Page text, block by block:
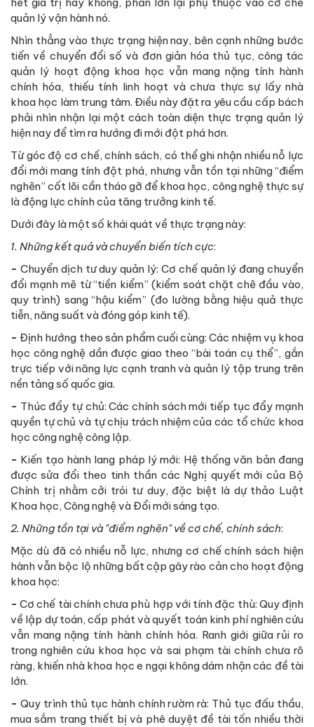
quản lý vận hành nó.
Nhìn thẳng vào thực trạng hiện nay, bên cạnh những bước
tiến về chuyển đổi số và đơn giản hóa thủ tục, công tác
quản lý hoạt động khoa học vẫn mang nặng tính hành
chính hóa, thiếu tính linh hoạt và chưa thực sự lấy nhà
khoa học làm trung tâm. Điều này đặt ra yêu cầu cấp bách
phải nhìn nhận lại một cách toàn diện thực trạng quản lý
hiện nay để tìm ra hướng đi mới đột phá hơn.
Từ góc độ cơ chế, chính sách, có thể ghi nhận nhiều nỗ lực
đổi mới mang tính đột phá, nhưng vẫn tồn tại những “điểm
nghẽn” cốt lõi cần tháo gỡ để khoa học, công nghệ thực sự
là động lực chính của tăng trưởng kinh tế.
Dưới đây là một số khái quát về thực trạng này:
1. Những kết quả và chuyển biến tích cực:
- Chuyển dịch tư duy quản lý: Cơ chế quản lý đang chuyển
đổi mạnh mẽ từ “tiền kiểm” (kiểm soát chặt chẽ đầu vào,
quy trình) sang “hậu kiểm” (đo lường bằng hiệu quả thực
tiễn, năng suất và đóng góp kinh tế).
-Định hướng theo sản phẩm cuối cùng: Các nhiệm vụ khoa
học công nghệ dần được giao theo “bài toán cụ thể”, gắn
trực tiếp với năng lực cạnh tranh và quản lý tập trung trên
nền tảng số quốc gia.
- Thúc đẩy tự chủ: Các chính sách mới tiếp tục đẩy mạnh
quyền tự chủ và tự chịu trách nhiệm của các tổ chức khoa
học công nghệ công lập.
- Kiến tạo hành lang pháp lý mới: Hệ thống văn bản đang
được sửa đổi theo tinh thần các Nghị quyết mới của Bộ
Chính trị nhằm cởi trói tư duy, đặc biệt là dự thảo Luật
Khoa học, Công nghệ và Đổi mới sáng tạo.
2. Những tồn tại và "điểm nghẽn" về cơ chế, chính sách:
Mặc dù đã có nhiều nỗ lực, nhưng cơ chế chính sách hiện
hành vẫn bộc lộ những bất cập gây rào cản cho hoạt động
khoa học:
-Cơ chế tài chính chưa phù hợp với tính đặc thù: Quy định
về lập dự toán, cấp phát và quyết toán kinh phí nghiên cứu
vẫn mang nặng tính hành chính hóa. Ranh giới giữa rủi ro
trong nghiên cứu khoa học và sai phạm tài chính chưa rõ
ràng, khiến nhà khoa học e ngại không dám nhận các đề tài
lớn.
- Quy trình thủ tục hành chính rườm rà: Thủ tục đấu thầu,
mua sắm trang thiết bị và phê duyệt đề tài tốn nhiều thời